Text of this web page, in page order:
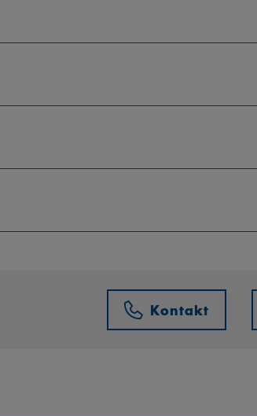
Kontakt